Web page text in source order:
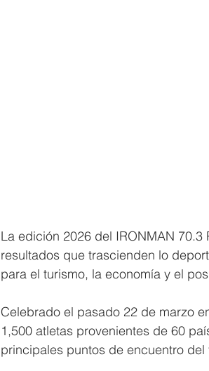
La edición 2026 del IRONMAN
resultados que trascienden lo
para el turismo, la economía y el
Celebrado el pasado 22 de marzo
1,500 atletas provenientes de 60
principales puntos de encuentro